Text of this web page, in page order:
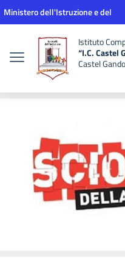
Vai ai contenuti
Vai al menu di navigazione
Vai al footer
Ministero dell'Istruzione e del
Istituto
“I.C. Castel
Castel